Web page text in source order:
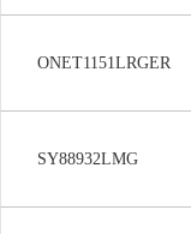
ONET1151LRGER
SY88932LMG